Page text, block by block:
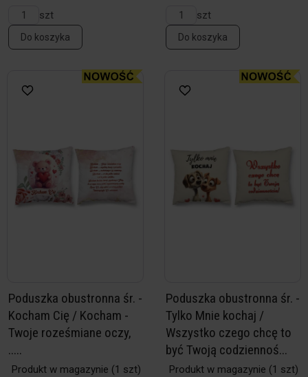
szt
Do koszyka
szt
Do koszyka
Poduszka obustronna śr. -
Kocham Cię / Kocham -
Twoje roześmiane oczy,
.....
Produkt w magazynie (1 szt)
Poduszka obustronna śr. -
Tylko Mnie kochaj /
Wszystko czego chcę to
być Twoją codziennoś...
Produkt w magazynie (1 szt)